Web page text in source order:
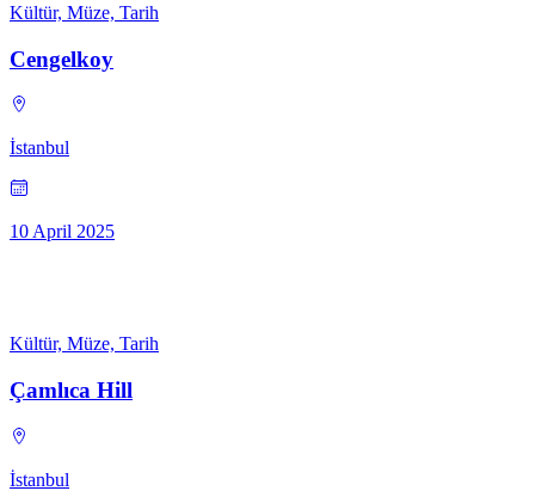
Kültür, Müze, Tarih
Cengelkoy
İstanbul
10 April 2025
Kültür, Müze, Tarih
Çamlıca Hill
İstanbul